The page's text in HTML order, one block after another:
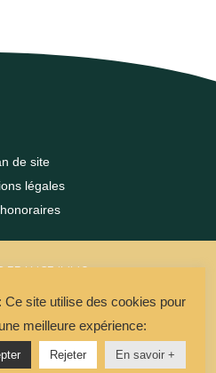
de site
légales
FRANCE IMMO
Immo
Ce site utilise des cookies pour
une meilleure expérience:
Rejeter En savoir +